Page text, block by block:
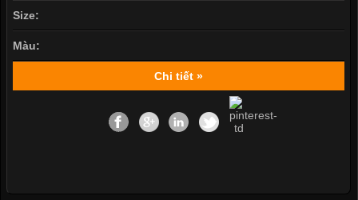
Size:
Màu:
Chi tiết »